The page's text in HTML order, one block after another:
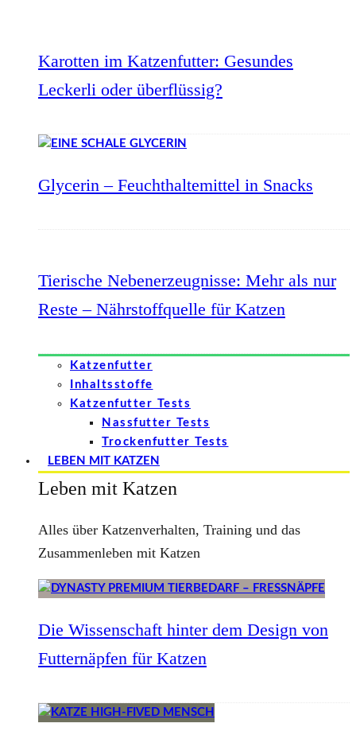
Karotten im Katzenfutter: Gesundes
Leckerli oder überflüssig?
Glycerin – Feuchthaltemittel in Snacks
Tierische Nebenerzeugnisse: Mehr als nur
Reste – Nährstoffquelle für Katzen
Katzenfutter
Inhaltsstoffe
Katzenfutter Tests
Nassfutter Tests
Trockenfutter Tests
LEBEN MIT KATZEN
Leben mit Katzen
Alles über Katzenverhalten, Training und das
Zusammenleben mit Katzen
Die Wissenschaft hinter dem Design von
Futternäpfen für Katzen